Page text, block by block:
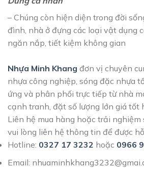
– Chúng còn hiện diện trong đời
đình, nhà ở đựng các loại vật dụng
ngăn nắp, tiết kiệm không gian
Nhựa Minh Khang đơn vị chuyên
nhựa công nghiệp, sóng đặc nhựa
ứng và phân phối trực tiếp từ nhà
cạnh tranh, đặt số lượng lớn giá tốt
Liên hệ mua hàng hoặc trải
vui lòng liên hệ thông tin để được
Hotline: 0327 17 3232 hoặc 0966
Email: